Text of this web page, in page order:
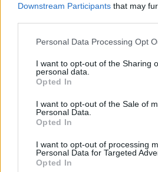
Downstream Participants that may
Please note that this website/app
not limited to your visit or usage
grant or deny consent to Google and
use your data for below specified
consent section.
Personal Data Processing Opt
I want to opt-out of the Sharing
personal data.
Opted In
I want to opt-out of the Sale of
Personal Data.
Opted In
I want to opt-out of processing
Personal Data for Targeted
Opted In
La International Drivers Association